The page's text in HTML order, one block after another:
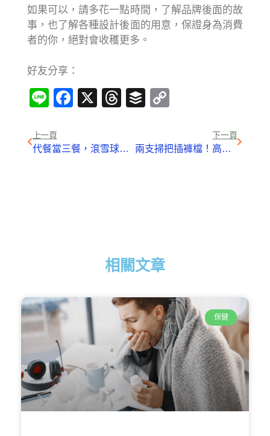
如果可以，請多花一點時間，了解品牌後面的故
事，也了解各種設計後面的用意，保證身為消費
者的你，絕對會收穫更多。
好友分享：
LineFacebook
X Threads
Buffer
上一頁
代餐當三餐，滾雪球般的復胖效應
下一頁
兩支掃把插褲檔！高中男自製虛華秀服 氣勢不輸時裝週
相關文章
保健